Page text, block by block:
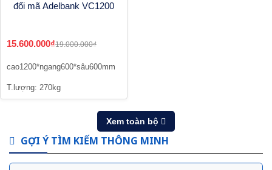
đổi mã Adelbank VC1200
15.600.000₫19.000.000₫
cao1200*ngang600*sâu600mm
T.lượng: 270kg
Xem toàn bộ
GỢI Ý TÌM KIẾM THÔNG MINH